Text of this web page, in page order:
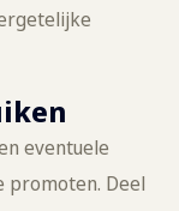
eventuele
promoten. Deel